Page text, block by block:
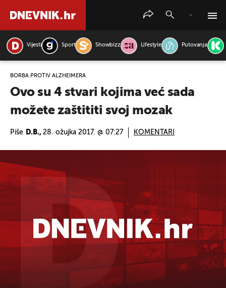
Vijesti Sport Showbizz Lifestyle Putovanja
BORBA PROTIV ALZHEIMERA
Ovo su 4 stvari kojima već sada
možete zaštititi svoj mozak
Piše D.B., 28. ožujka 2017. @ 07:27 KOMENTARI
PRETRAŽITE VIJESTI